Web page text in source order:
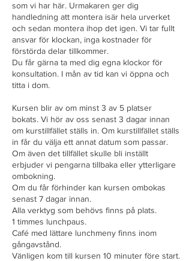
som vi har här. Urmakaren ger dig
handledning att montera isär hela urverket
och sedan montera ihop det igen. Vi tar fullt
ansvar för klockan, inga kostnader för
förstörda delar tillkommer.
Du får gärna ta med dig egna klockor för
konsultation. I mån av tid kan vi öppna och
titta i dom.
Kursen blir av om minst 3 av 5 platser
bokats. Vi hör av oss senast 3 dagar innan
om kurstillfället ställs in. Om kurstillfället ställs
in får du välja ett annat datum som passar.
Om även det tillfället skulle bli inställt
erbjuder vi pengarna tillbaka eller ytterligare
ombokning.
Om du får förhinder kan kursen ombokas
senast 7 dagar innan.
Alla verktyg som behövs finns på plats.
1 timmes lunchpaus.
Café med lättare lunchmeny finns inom
gångavstånd.
Vänligen kom till kursen 10 minuter före start.